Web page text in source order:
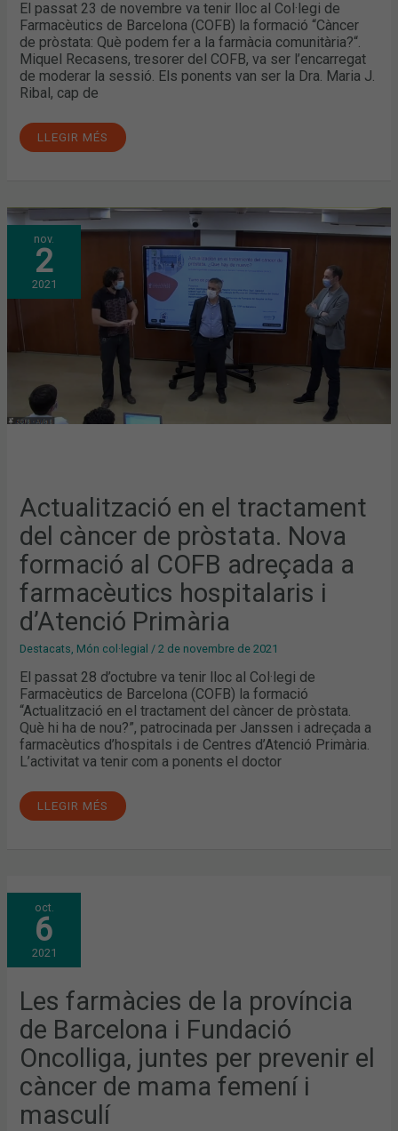
El passat 23 de novembre va tenir lloc al Col·legi de
Farmacèutics de Barcelona (COFB) la formació “Càncer
de pròstata: Què podem fer a la farmàcia comunitària?“.
Miquel Recasens, tresorer del COFB, va ser l’encarregat
de moderar la sessió. Els ponents van ser la Dra. Maria J.
Ribal, cap de
LLEGIR MÉS
nov.
2
2021
Actualització en el tractament
del càncer de pròstata. Nova
formació al COFB adreçada a
farmacèutics hospitalaris i
d’Atenció Primària
Destacats Món col·legial /2 de novembre de 2021
El passat 28 d’octubre va tenir lloc al Col·legi de
Farmacèutics de Barcelona (COFB) la formació
“Actualització en el tractament del càncer de pròstata.
Què hi ha de nou?”, patrocinada per Janssen i adreçada a
farmacèutics d’hospitals i de Centres d’Atenció Primària.
L’activitat va tenir com a ponents el doctor
ACTUALITZACIÓ
EN
EL
TRACTAMENT
DEL
CÀNCER
DE
PRÒSTATA.
COFB
FARMACÈUTICS
HOSPITALARIS
I
D’ATENCIÓ
LLEGIR MÉS
oct.
6
2021
Les farmàcies de la província
de Barcelona i Fundació
Oncolliga, juntes per prevenir el
càncer de mama femení i
masculí
LES
FARMÀCIES
DE
LA
PROVÍNCIA
DE
BARCELONA
FUNDACIÓ
ONCOLLIGA,
JUNTES
PER
PREVENIR
CÀNCER
DE
MAMA
FEMENÍ
MASCULÍ